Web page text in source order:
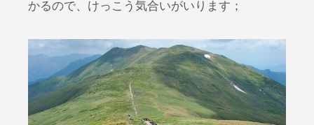
かるので、けっこう気合いがいります；